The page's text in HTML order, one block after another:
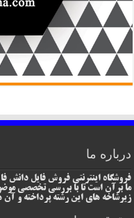
درباره ما
ما برآن است تا با بررسی تخصصی
زیرشاخه های این رشته پرداخته و آن